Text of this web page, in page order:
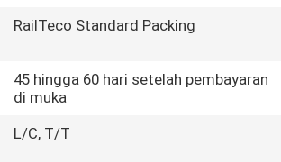
RailTeco Standard Packing
45 hingga 60 hari setelah pembayaran
di muka
L/C, T/T